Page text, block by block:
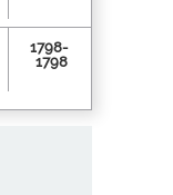
1798-
1798